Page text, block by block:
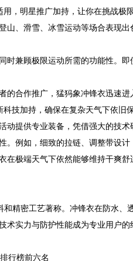
，明星推广加持，让你在挑战极
山、滑雪、冰雪运动等场合表现
时兼顾极限运动所需的功能性。
合作推广，猛犸象冲锋衣迅速进
技加持，确保在复杂天气下依旧
提供专业装备，凭借强大的技术
例如，细致的拉链、调整带设
极端天气下依然能够维持干爽舒
精密工艺著称。冲锋衣在防水
实力与防护性能成为专业用户的
行榜前六名